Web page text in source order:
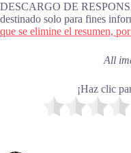
DESCARGO DE
destinado solo para fines
que se elimine el resumen,
All
¡Haz clic